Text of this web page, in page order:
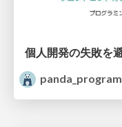
panda_program